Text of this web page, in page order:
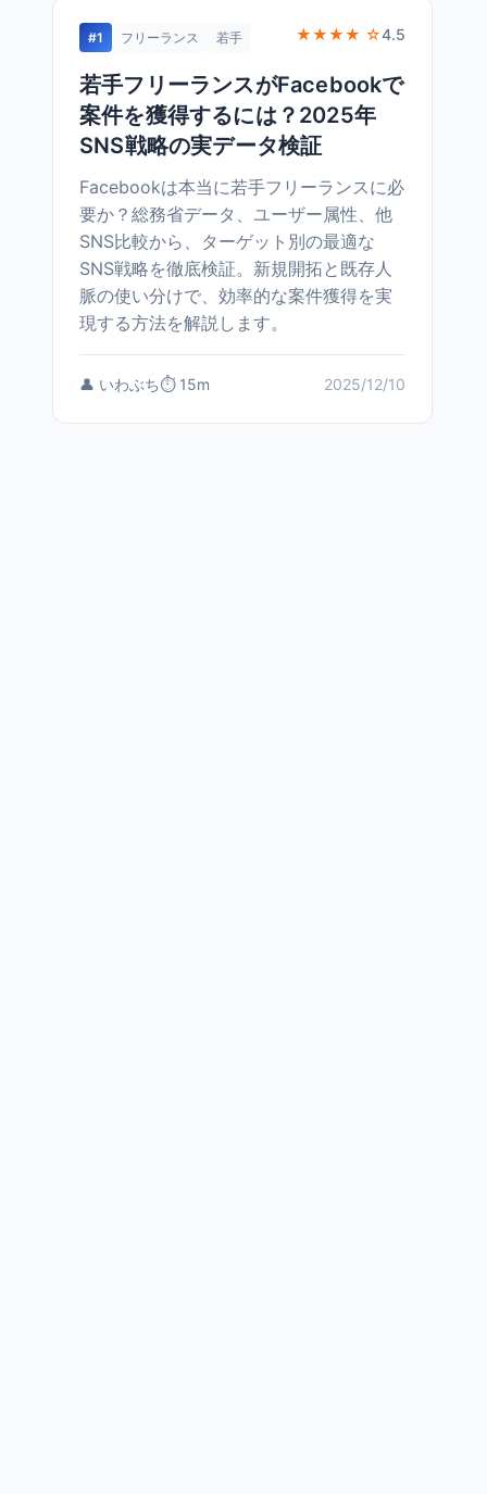
#1 フリーランス 若手 ★★★★ ☆4.5
若手フリーランスがFacebookで
案件を獲得するには？2025年
SNS戦略の実データ検証
Facebookは本当に若手フリーランスに必
要か？総務省データ、ユーザー属性、他
SNS比較から、ターゲット別の最適な
SNS戦略を徹底検証。新規開拓と既存人
脈の使い分けで、効率的な案件獲得を実
現する方法を解説します。
👤 いわぶち⏱️ 15m 2025/12/10